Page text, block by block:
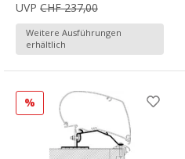
UVP CHF 237,00
Weitere Ausführungen
erhältlich
%